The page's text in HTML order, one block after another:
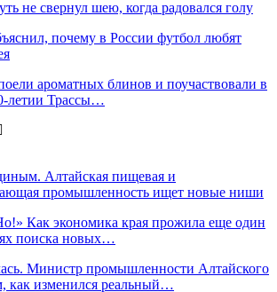
не свернул шею, когда радовался голу
почему в России футбол любят
ароматных блинов и поучаствовали в
летии Трассы…
Алтайская пищевая и
промышленность ищет новые ниши
Как экономика края прожила еще один
поиска новых…
Министр промышленности Алтайского
как изменился реальный…